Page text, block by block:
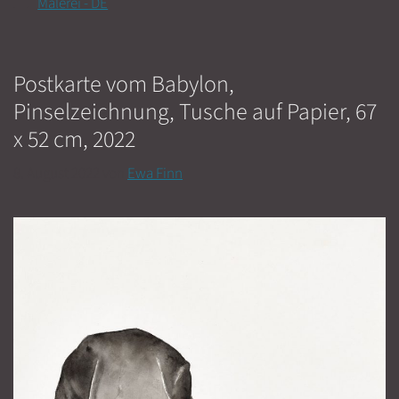
Postkarte vom Babylon,
Pinselzeichnung, Tusche auf Papier, 67
x 52 cm, 2022
Ewa Finn